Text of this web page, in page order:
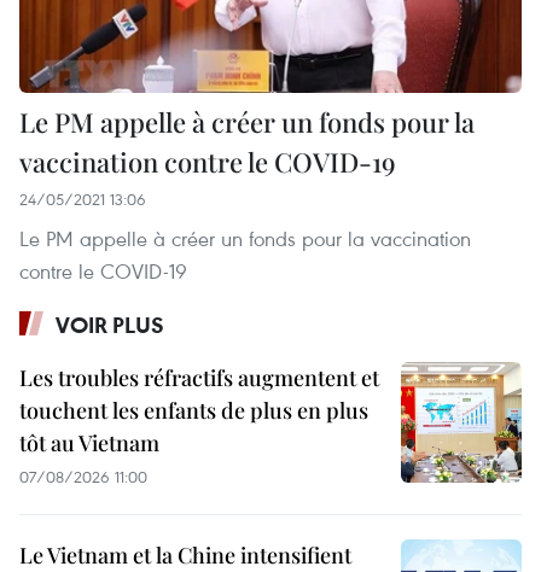
Le PM appelle à créer un fonds pour la
vaccination contre le COVID-19
24/05/2021 13:06
Le PM appelle à créer un fonds pour la vaccination
contre le COVID-19
VOIR PLUS
Les troubles réfractifs augmentent et
touchent les enfants de plus en plus
tôt au Vietnam
07/08/2026 11:00
Le Vietnam et la Chine intensifient